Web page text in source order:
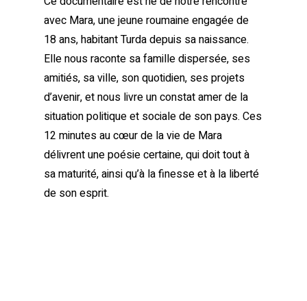
avec Mara, une jeune roumaine engagée de
18 ans, habitant Turda depuis sa naissance.
Elle nous raconte sa famille dispersée, ses
amitiés, sa ville, son quotidien, ses projets
d’avenir, et nous livre un constat amer de la
situation politique et sociale de son pays. Ces
12 minutes au cœur de la vie de Mara
délivrent une poésie certaine, qui doit tout à
sa maturité, ainsi qu’à la finesse et à la liberté
de son esprit.